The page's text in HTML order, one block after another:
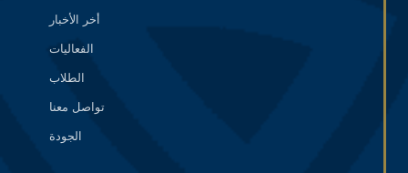
أخر الأخبار
الفعاليات
الطلاب
تواصل معنا
الجودة